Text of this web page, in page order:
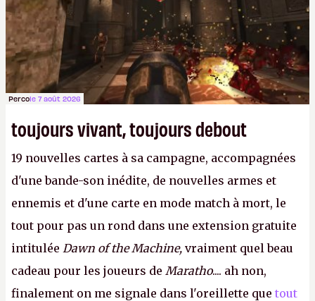
Percole 7 août 2026
toujours vivant, toujours debout
19 nouvelles cartes à sa campagne, accompagnées
d'une bande-son inédite, de nouvelles armes et
ennemis et d'une carte en mode match à mort, le
tout pour pas un rond dans une extension gratuite
intitulée Dawn of the Machine, vraiment quel beau
cadeau pour les joueurs de Maratho.... ah non,
finalement on me signale dans l'oreillette que tout